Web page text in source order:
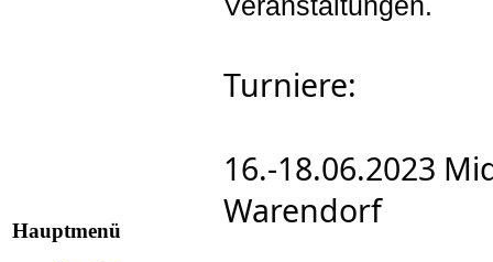
Hauptmenü
Turniere:
16.-18.06.2023
Warendorf